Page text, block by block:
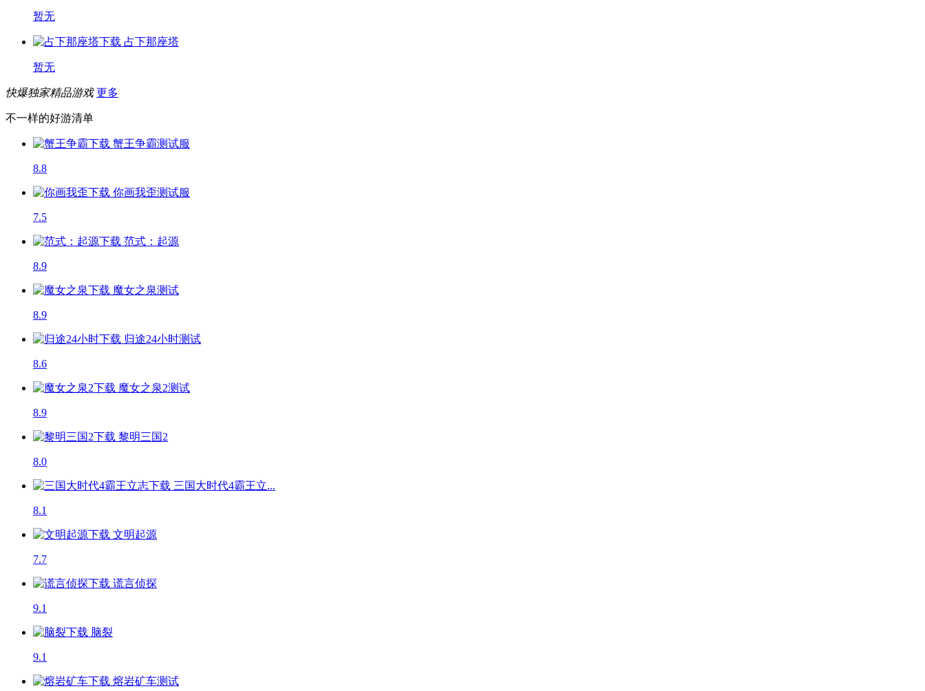
暂无
占下那座塔
暂无
快爆独家精品游戏 更多
不一样的好游清单
蟹王争霸测试服
8.8
你画我歪测试服
7.5
范式：起源
8.9
魔女之泉测试
8.9
归途24小时测试
8.6
魔女之泉2测试
8.9
黎明三国2
8.0
三国大时代4霸王立...
8.1
文明起源
7.7
谎言侦探
9.1
脑裂
9.1
熔岩矿车测试